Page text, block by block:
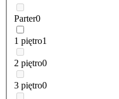
Parter0
1 piętro1
2 piętro0
3 piętro0